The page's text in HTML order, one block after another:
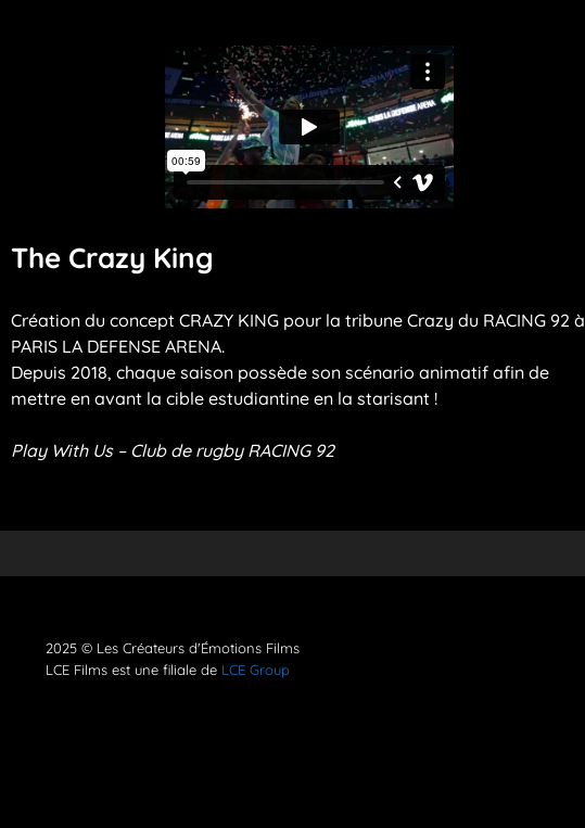
The Crazy King
Création du concept CRAZY KING pour la tribune Crazy du RACING 92 à
PARIS LA DEFENSE ARENA.
Depuis 2018, chaque saison possède son scénario animatif afin de
mettre en avant la cible estudiantine en la starisant !
Play With Us – Club de rugby RACING 92
2025 © Les Créateurs d'Émotions Films
LCE Films est une filiale de LCE Group